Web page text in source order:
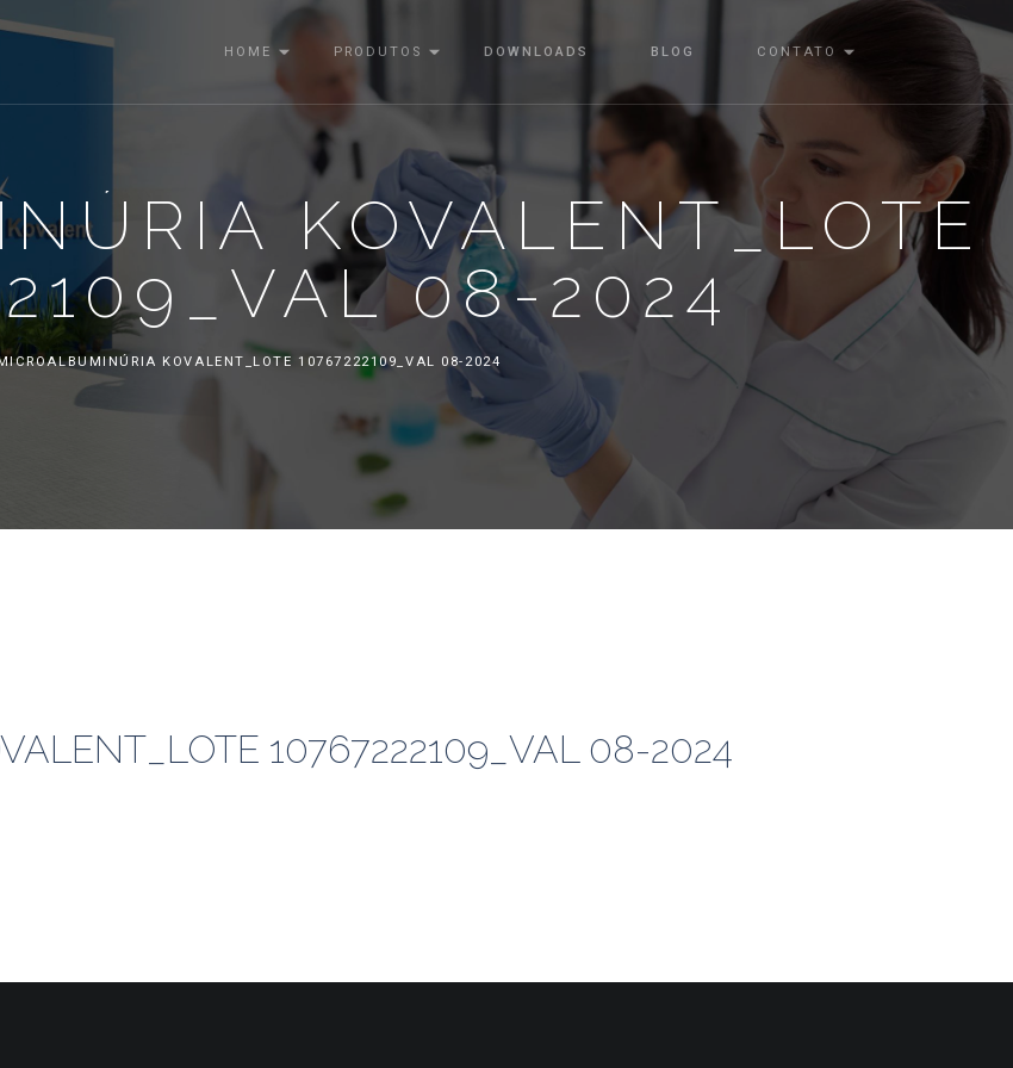
HOME PRODUTOS DOWNLOADS BLOG CONTATO
KOVALENT_LOTE
08-2024
KOVALENT_LOTE 10767222109_VAL 08-2024
10767222109_VAL 08-2024